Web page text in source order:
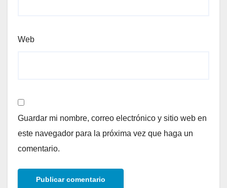
Web
Guardar mi nombre, correo electrónico y sitio web en
este navegador para la próxima vez que haga un
comentario.